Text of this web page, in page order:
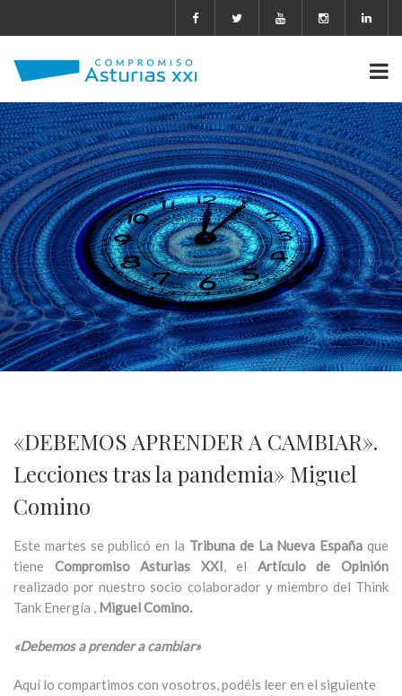
«DEBEMOS APRENDER A CAMBIAR».
Lecciones tras la pandemia» Miguel
Comino
Este martes se publicó en la Tribuna de La Nueva España que
tiene Compromiso Asturias XXI, el Artículo de Opinión
realizado por nuestro socio colaborador y miembro del Think
Tank Energía , Miguel Comino.
«Debemos a prender a cambiar»
Aquí lo compartimos con vosotros, podéis leer en el siguiente